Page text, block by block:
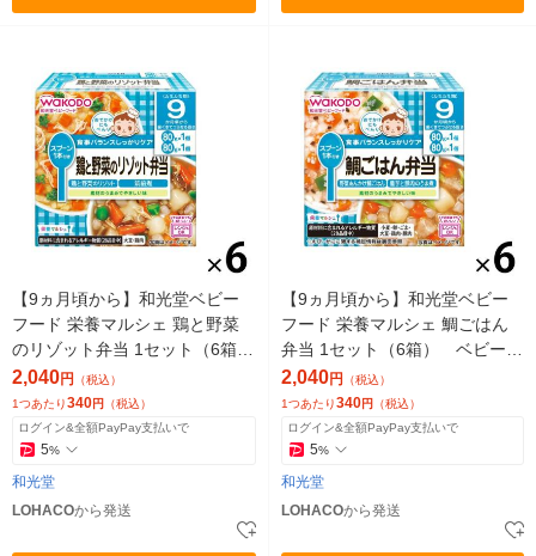
【9ヵ月頃から】和光堂ベビー
フード 栄養マルシェ 鶏と野菜
のリゾット弁当 1セット（6箱）
ベビーフード 離乳食
2,040円
（税込）
1つあたり340円 （税込）
ログイン&全額PayPay支払いで
5%
和光堂
LOHACOから発送
【9ヵ月頃から】和光堂ベビー
フード 栄養マルシェ 鯛ごはん
弁当 1セット（6箱） ベビーフ
ード 離乳食
2,040円
（税込）
1つあたり340円 （税込）
ログイン&全額PayPay支払いで
5%
和光堂
LOHACOから発送